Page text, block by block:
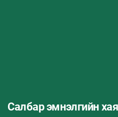
Салбар эмнэлгийн